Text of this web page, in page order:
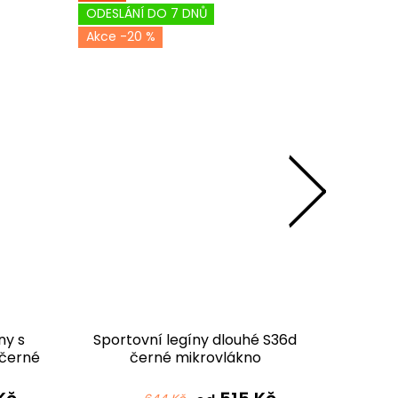
s
ODESLÁNÍ DO 7 DNŮ
-20 %
Sportovní legíny dlouhé S36d
černé mikrovlákno